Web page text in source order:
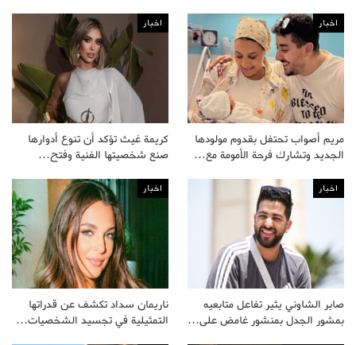
اخبار
مريم أصواب تحتفل بقدوم مولودها
الجديد وتشارك فرحة الأمومة مع…
اخبار
كريمة غيث تؤكد أن تنوع أدوارها
صنع شخصيتها الفنية وفتح…
اخبار
صابر الشاوني يثير تفاعل متابعيه
بمشور الجدل بمنشور غامض على…
اخبار
ناريمان سداد تكشف عن قدراتها
التمثيلية في تجسيد الشخصيات…